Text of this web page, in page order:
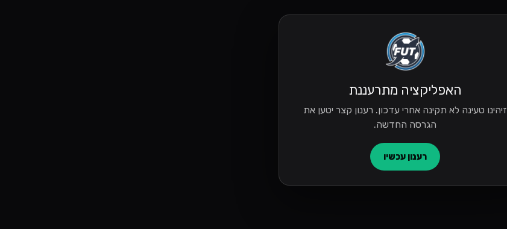
האפליקציה מתרעננת
זיהינו טעינה לא תקינה אחרי עדכון. רענון קצר יטען את
הגרסה החדשה.
רענון עכשיו